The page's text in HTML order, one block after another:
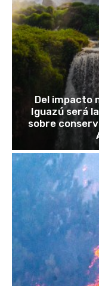
Del impacto
Iguazú será
sobre